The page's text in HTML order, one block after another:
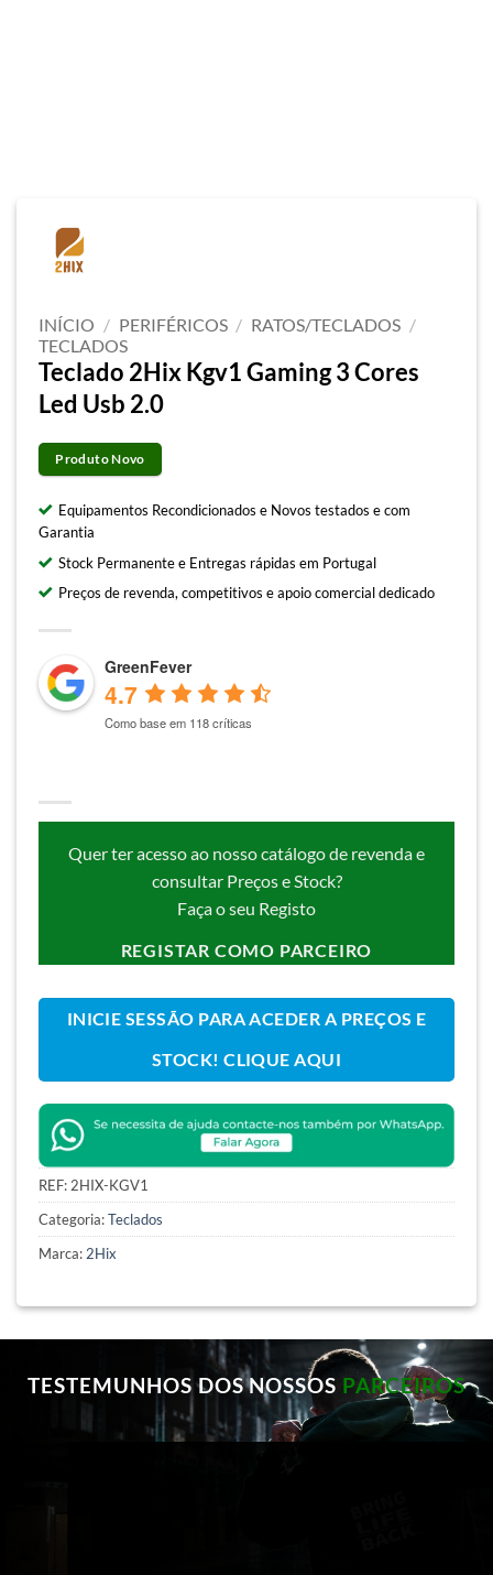
INÍCIO / PERIFÉRICOS / RATOS/TECLADOS /
TECLADOS
Teclado 2Hix Kgv1 Gaming 3 Cores
Led Usb 2.0
Produto Novo
Equipamentos Recondicionados e Novos testados e com
Garantia
Stock Permanente e Entregas rápidas em Portugal
Preços de revenda, competitivos e apoio comercial dedicado
GreenFever
4.7
Como base em 118 críticas
Quer ter acesso ao nosso catálogo de revenda e
consultar Preços e Stock?
Faça o seu Registo
REGISTAR COMO PARCEIRO
INICIE SESSÃO PARA ACEDER A PREÇOS E
STOCK! CLIQUE AQUI
REF:2HIX-KGV1
Categoria:Teclados
Marca:2Hix
TESTEMUNHOS DOS NOSSOS PARCEIROS